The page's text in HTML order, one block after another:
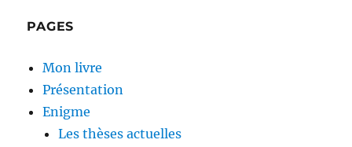
PAGES
Mon livre
Présentation
Enigme
Les thèses actuelles